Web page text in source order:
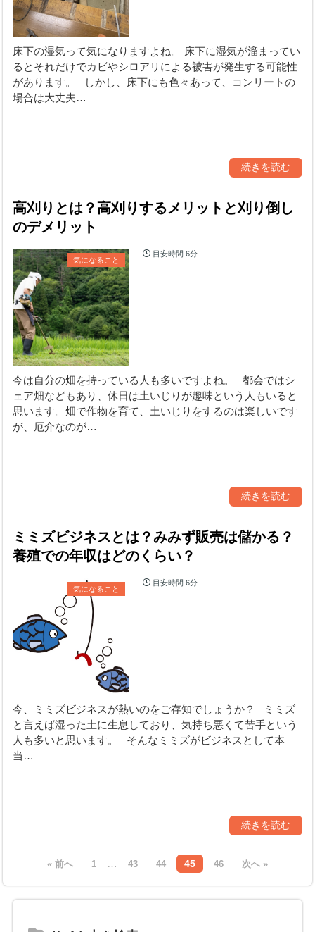
床下の湿気って気になりますよね。 床下に湿気が溜まってい
るとそれだけでカビやシロアリによる被害が発生する可能性
があります。 しかし、床下にも色々あって、コンリートの
場合は大丈夫…
続きを読む
高刈りとは？高刈りするメリットと刈り倒し
のデメリット
気になること
目安時間6分
今は自分の畑を持っている人も多いですよね。 都会ではシ
ェア畑などもあり、休日は土いじりが趣味という人もいると
思います。畑で作物を育て、土いじりをするのは楽しいです
が、厄介なのが…
続きを読む
ミミズビジネスとは？みみず販売は儲かる？
養殖での年収はどのくらい？
気になること
目安時間6分
今、ミミズビジネスが熱いのをご存知でしょうか？ ミミズ
と言えば湿った土に生息しており、気持ち悪くて苦手という
人も多いと思います。 そんなミミズがビジネスとして本
当…
続きを読む
« 前へ 1 … 43 44 45 46 次へ »